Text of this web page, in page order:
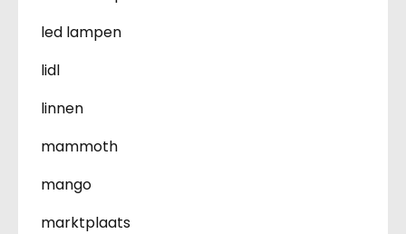
led lampen
lidl
linnen
mammoth
mango
marktplaats